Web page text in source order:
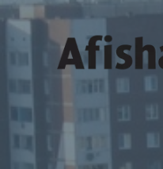
Перейти
вмісту